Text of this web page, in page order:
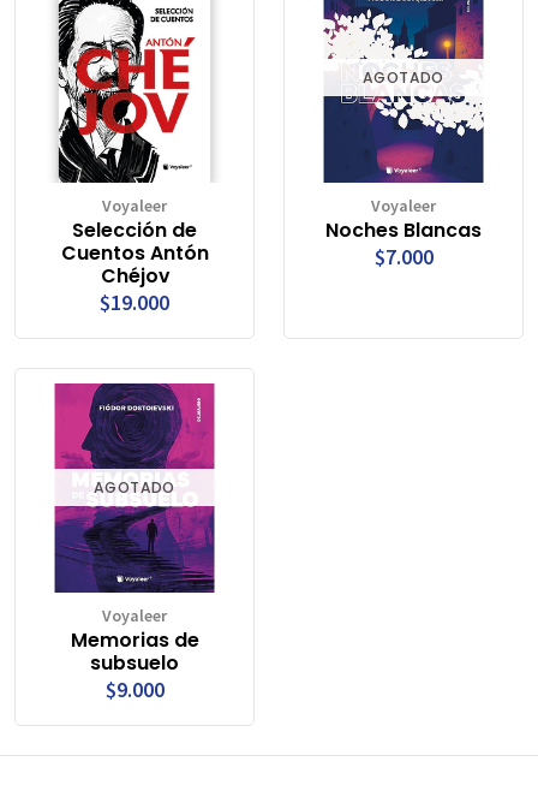
Voyaleer
Selección de
Cuentos Antón
Chéjov
$19.000
AGOTADO
Voyaleer
Noches Blancas
$7.000
AGOTADO
Voyaleer
Memorias de
subsuelo
$9.000